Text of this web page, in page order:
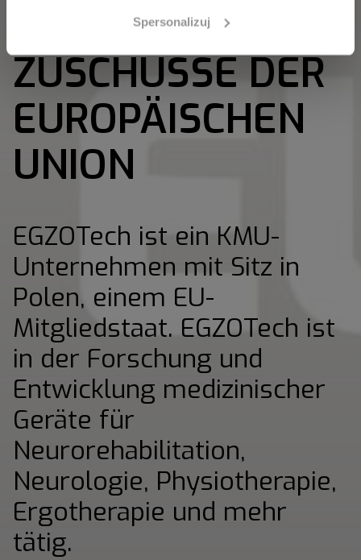
Spersonalizuj
EGZOTech's
ZUSCHÜSSE DER
EUROPÄISCHEN
UNION
EGZOTech ist ein KMU-
Unternehmen mit Sitz in
Polen, einem EU-
Mitgliedstaat. EGZOTech ist
in der Forschung und
Entwicklung medizinischer
Geräte für
Neurorehabilitation,
Neurologie, Physiotherapie,
Ergotherapie und mehr
tätig.